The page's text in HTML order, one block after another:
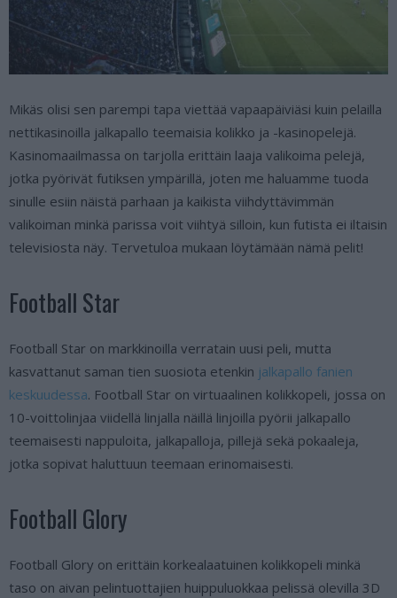
Mikäs olisi sen parempi tapa viettää vapaapäiviäsi kuin pelailla
nettikasinoilla jalkapallo teemaisia kolikko ja -kasinopelejä.
Kasinomaailmassa on tarjolla erittäin laaja valikoima pelejä,
jotka pyörivät futiksen ympärillä, joten me haluamme tuoda
sinulle esiin näistä parhaan ja kaikista viihdyttävimmän
valikoiman minkä parissa voit viihtyä silloin, kun futista ei iltaisin
televisiosta näy. Tervetuloa mukaan löytämään nämä pelit!
Football Star
Football Star on markkinoilla verratain uusi peli, mutta
kasvattanut saman tien suosiota etenkin jalkapallo fanien
keskuudessa. Football Star on virtuaalinen kolikkopeli, jossa on
10-voittolinjaa viidellä linjalla näillä linjoilla pyörii jalkapallo
teemaisesti nappuloita, jalkapalloja, pillejä sekä pokaaleja,
jotka sopivat haluttuun teemaan erinomaisesti.
Football Glory
Football Glory on erittäin korkealaatuinen kolikkopeli minkä
taso on aivan pelintuottajien huippuluokkaa pelissä olevilla 3D